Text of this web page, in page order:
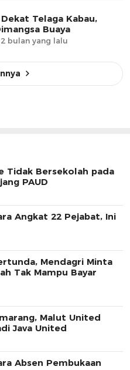
Telaga Kabau,
Buaya
bulan yang lalu
Tidak Bersekolah pada
PAUD
Angkat 22 Pejabat, Ini
Mendagri Minta
Tak Mampu Bayar
Malut United
Java United
Absen Pembukaan